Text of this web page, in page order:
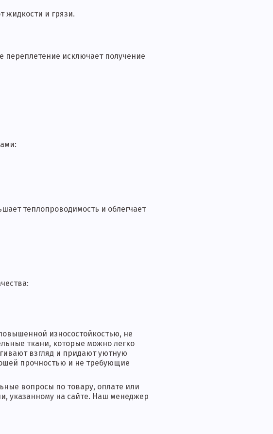
жидкости и грязи.
переплетение исключает получение
теплопроводимость и облегчает
износостойкостью, не
ткани, которые можно легко
взгляд и придают уютную
прочностью и не требующие
вопросы по товару, оплате или
указанному на сайте. Наш менеджер